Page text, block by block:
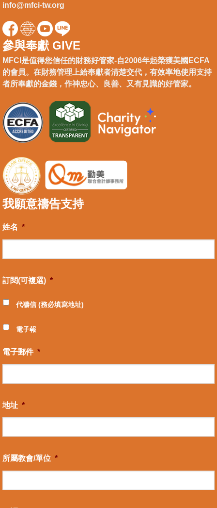
info@mfci-tw.org
參與奉獻 GIVE
MFCI是值得您信任的財務好管家-自2006年起榮獲美國ECFA
的會員。在財務管理上給奉獻者清楚交代，有效率地使用支持
者所奉獻的金錢，作神忠心、良善、又有見識的好管家。
我願意禱告支持
姓名 *
訂閱(可複選) *
代禱信 (務必填寫地址)
電子報
電子郵件 *
地址 *
所屬教會/單位 *